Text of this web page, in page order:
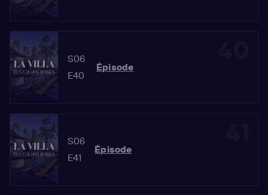
S06
E40
Épisode
S06
E41
Épisode